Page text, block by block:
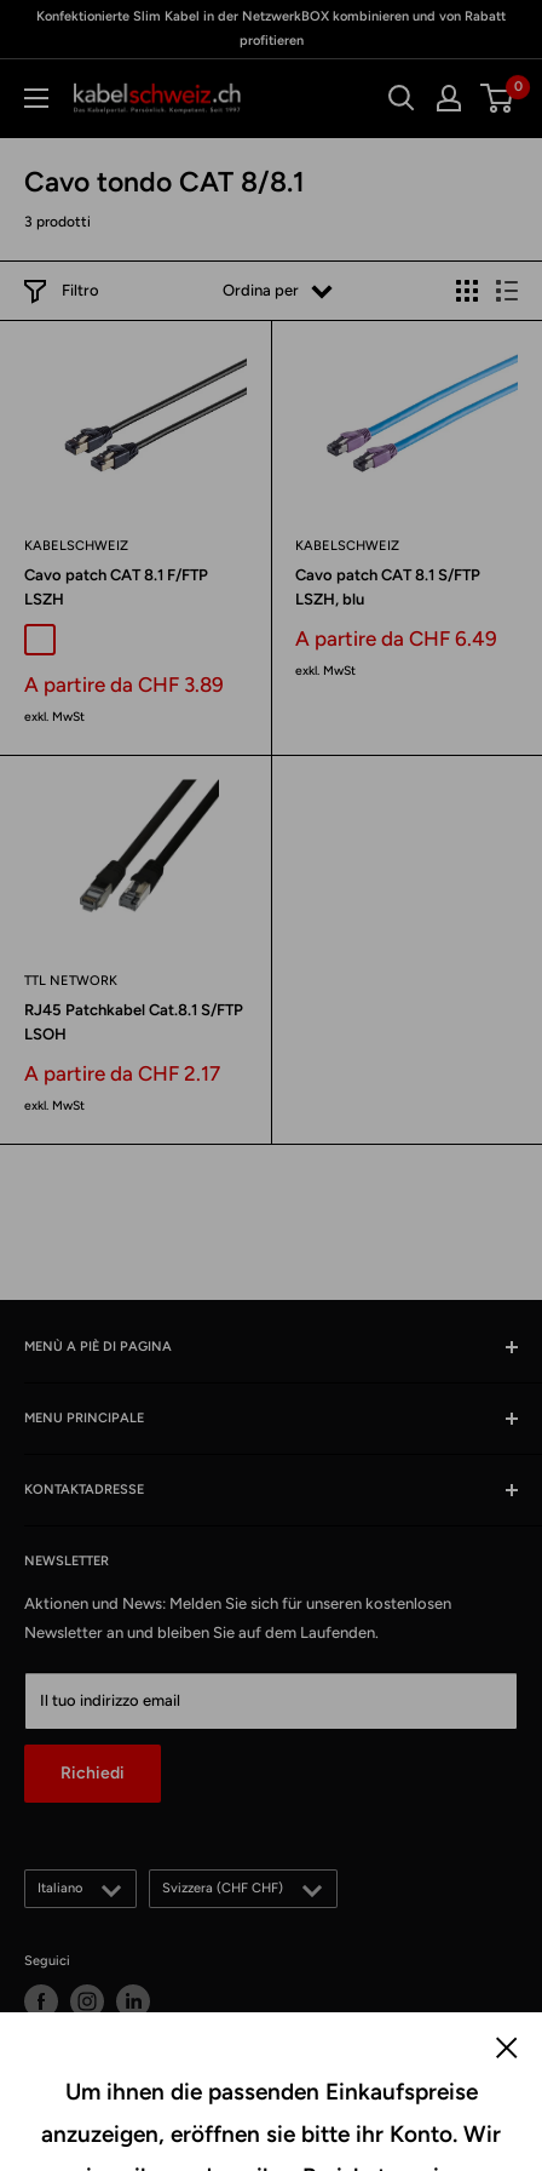
zu
BOX
Konfektionierte Slim Kabel in der NetzwerkBOX kombinieren und von Rabatt
profitieren
Um ihnen die passenden Einkaufspreise
anzuzeigen, eröffnen sie bitte ihr Konto. Wir
kabelschweiz 0
Cavo tondo CAT 8/8.1
3 prodotti
Filtro Ordina per
KABELSCHWEIZ
Cavo patch CAT 8.1 F/FTP
LSZH
Prezzo
scontato
A partire da CHF 3.89
exkl. MwSt
KABELSCHWEIZ
Cavo patch CAT 8.1 S/FTP
LSZH, blu
Prezzo
scontato
A partire da CHF 6.49
exkl. MwSt
TTL NETWORK
RJ45 Patchkabel Cat.8.1 S/FTP
LSOH
Prezzo
scontato
A partire da CHF 2.17
exkl. MwSt
MENÙ A PIÈ DI PAGINA
Orari e ubicazione
Condizioni
Spedizione
MENU PRINCIPALE
News
Cataloghi campione
Patch di qualità
CustomCables
KabelLexikon
Chi siamo
Contatto
Blog
KONTAKTADRESSE
Das Kabelportal. Persönlich. Kompetent. Seit 1997.
CH-5012 Schönenwerd
(Antwort innerhalb von 12 Stunden)
NEWSLETTER
Aktionen und News: Melden Sie sich für unseren kostenlosen
Newsletter an und bleiben Sie auf dem Laufenden.
Il tuo indirizzo email
Richiedi
Lingua
Italiano
Paese
Svizzera (CHF CHF)
Seguici